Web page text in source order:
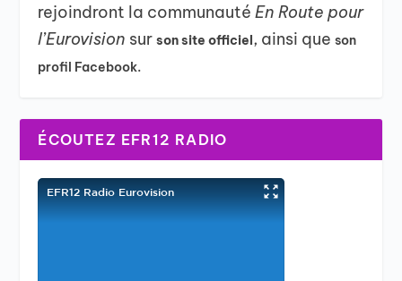
rejoindront la communautéEn Route pour
l’Eurovision surson site officiel , ainsi queson
profil Facebook.
ÉCOUTEZ EFR12 RADIO